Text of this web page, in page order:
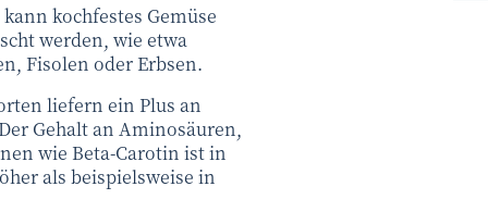
kochfestes Gemüse
werden, wie etwa
Fisolen oder Erbsen.
liefern ein Plus an
Gehalt an Aminosäuren,
wie Beta-Carotin ist in
als beispielsweise in